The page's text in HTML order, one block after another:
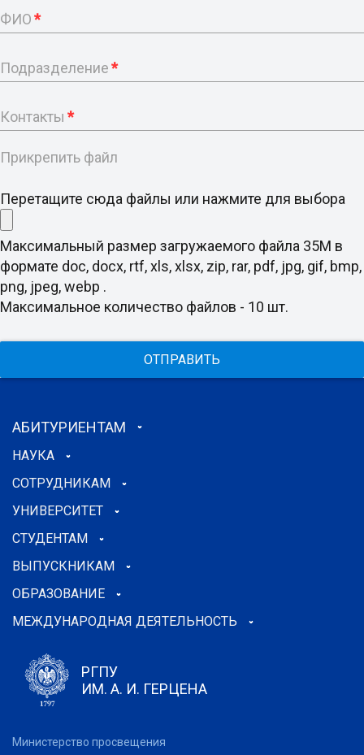
ФИО*
Подразделение*
Контакты *
Прикрепить файл
Перетащите сюда файлы или нажмите для выбора
Максимальный размер загружаемого файла 35M в
формате doc, docx, rtf, xls, xlsx, zip, rar, pdf, jpg, gif, bmp,
png, jpeg, webp .
Максимальное количество файлов - 10 шт.
ОТПРАВИТЬ
АБИТУРИЕНТАМ
НАУКА
СОТРУДНИКАМ
УНИВЕРСИТЕТ
СТУДЕНТАМ
ВЫПУСКНИКАМ
ОБРАЗОВАНИЕ
МЕЖДУНАРОДНАЯ ДЕЯТЕЛЬНОСТЬ
РГПУ
ИМ. А. И. ГЕРЦЕНА
Министерство просвещения